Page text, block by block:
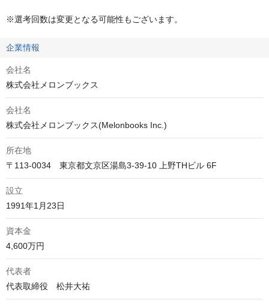
※選考回数は変更となる可能性もございます。
企業情報
会社名
株式会社メロンブックス
会社名
株式会社メロンブックス(Melonbooks Inc.)
所在地
〒113-0034　東京都文京区湯島3-39-10 上野THビル 6F
設立
1991年1月23日
資本金
4,600万円
代表者
代表取締役　松井大祐